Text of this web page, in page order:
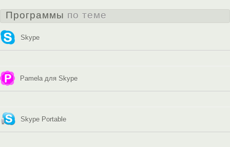
Программы по теме
Skype
Pamela для Skype
Skype Portable